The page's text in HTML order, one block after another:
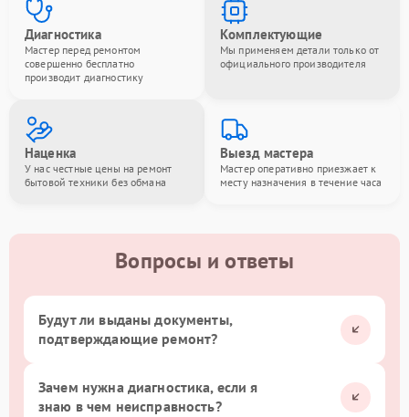
Диагностика
Мастер перед ремонтом
совершенно бесплатно
производит диагностику
Комплектующие
Мы применяем детали только от
официального производителя
Наценка
У нас честные цены на ремонт
бытовой техники без обмана
Выезд мастера
Мастер оперативно приезжает к
месту назначения в течение часа
Вопросы и ответы
Будут ли выданы документы,
подтверждающие ремонт?
Зачем нужна диагностика, если я
знаю в чем неисправность?